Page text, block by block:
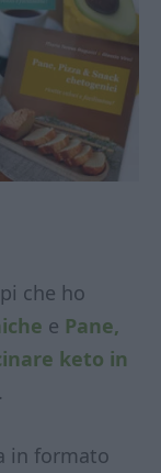
che ho
e Pane,
keto in
.
in formato